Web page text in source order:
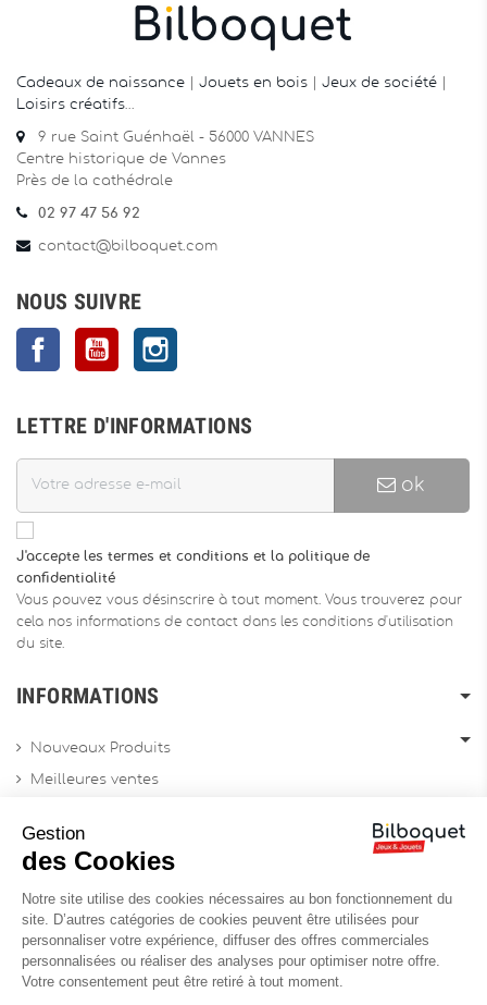
Cadeaux de naissance Jouets en bois Jeux de société
Loisirs créatifs
9 rue Saint Guénhaël - 56000 VANNES
Centre historique de Vannes
Près de la cathédrale
02 97 47 56 92
contact@bilboquet.com
NOUS SUIVRE
FacebookYouTube
LETTRE D'INFORMATIONS
ok
J'accepte les termes et conditions et la politique de
confidentialité
Vous pouvez vous désinscrire à tout moment. Vous trouverez pour
cela nos informations de contact dans les conditions d'utilisation
du site.
INFORMATIONS
Nouveaux Produits
Meilleures ventes
Archives produits
Contactez-nous
Gestion
des Cookies
Notre site utilise des cookies nécessaires au bon fonctionnement du
site. D’autres catégories de cookies peuvent être utilisées pour
personnaliser votre expérience, diffuser des offres commerciales
personnalisées ou réaliser des analyses pour optimiser notre offre.
Votre consentement peut être retiré à tout moment.